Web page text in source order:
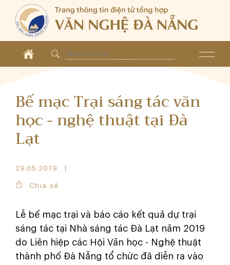
Bế mạc Trại sáng tác văn
học - nghệ thuật tại Đà
Lạt
29.05.2019
Chia sẻ
Lễ bế mạc trại và báo cáo kết quả dự trại
sáng tác tại Nhà sáng tác Đà Lạt năm 2019
do Liên hiệp các Hội Văn học - Nghệ thuật
thành phố Đà Nẵng tổ chức đã diễn ra vào